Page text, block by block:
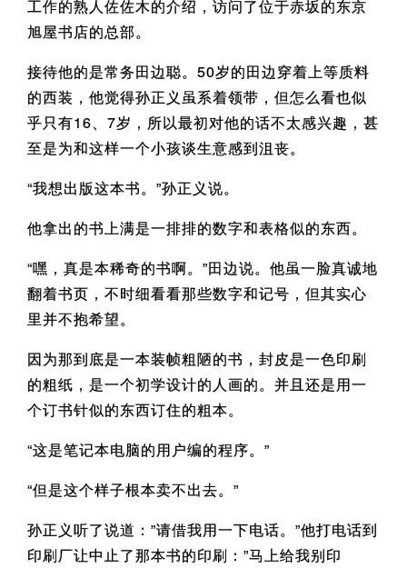
工作的熟人佐佐木的介绍，访问了位于赤坂的东京
旭屋书店的总部。
接待他的是常务田边聪。50岁的田边穿着上等质料
的西装，他觉得孙正义虽系着领带，但怎么看也似
乎只有16、7岁，所以最初对他的话不太感兴趣，甚
至是为和这样一个小孩谈生意感到沮丧。
“我想出版这本书。”孙正义说。
他拿出的书上满是一排排的数字和表格似的东西。
“嘿，真是本稀奇的书啊。”田边说。他虽一脸真诚地
翻着书页，不时细看看那些数字和记号，但其实心
里并不抱希望。
因为那到底是一本装帧粗陋的书，封皮是一色印刷
的粗纸，是一个初学设计的人画的。并且还是用一
个订书针似的东西订住的粗本。
“这是笔记本电脑的用户编的程序。”
“但是这个样子根本卖不出去。”
孙正义听了说道：”请借我用一下电话。”他打电话到
印刷厂让中止了那本书的印刷：”马上给我别印